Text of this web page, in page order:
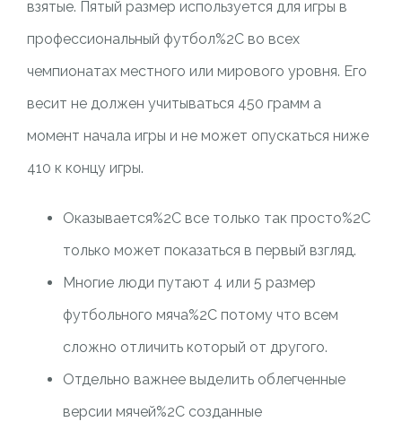
взятые. Пятый размер используется для игры в
профессиональный футбол%2C во всех
чемпионатах местного или мирового уровня. Его
весит не должен учитываться 450 грамм а
момент начала игры и не может опускаться ниже
410 к концу игры.
Оказывается%2C все только так просто%2C
только может показаться в первый взгляд.
Многие люди путают 4 или 5 размер
футбольного мяча%2C потому что всем
сложно отличить который от другого.
Отдельно важнее выделить облегченные
версии мячей%2C созданные